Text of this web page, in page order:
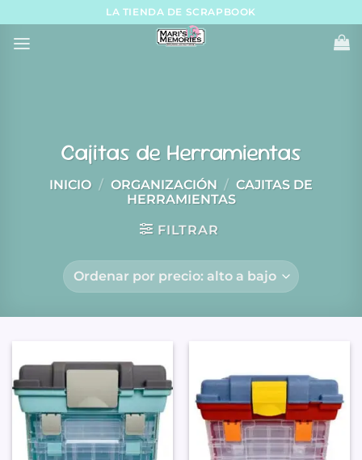
to
content
LA TIENDA DE SCRAPBOOK
Cajitas de Herramientas
INICIO / ORGANIZACIÓN / CAJITAS DE
HERRAMIENTAS
FILTRAR